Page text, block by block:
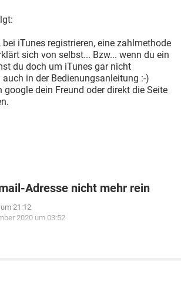
iTunes registrieren, eine zahlmethode
sich von selbst... Bzw... wenn du ein
du doch um iTunes gar nicht
in der Bedienungsanleitung :-)
dein Freund oder direkt die Seite
Adresse nicht mehr rein
21:12
2020 um 03:52